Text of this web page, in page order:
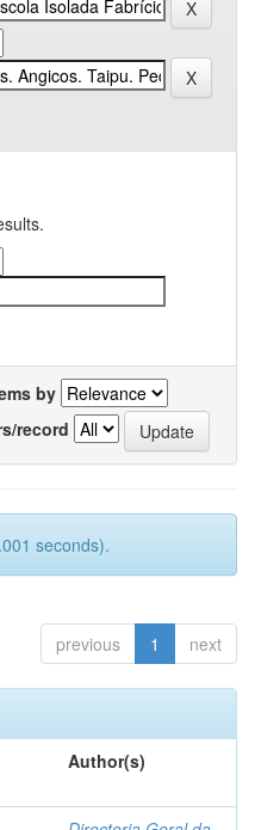
by
record
seconds).
previous 1 next
Author(s)